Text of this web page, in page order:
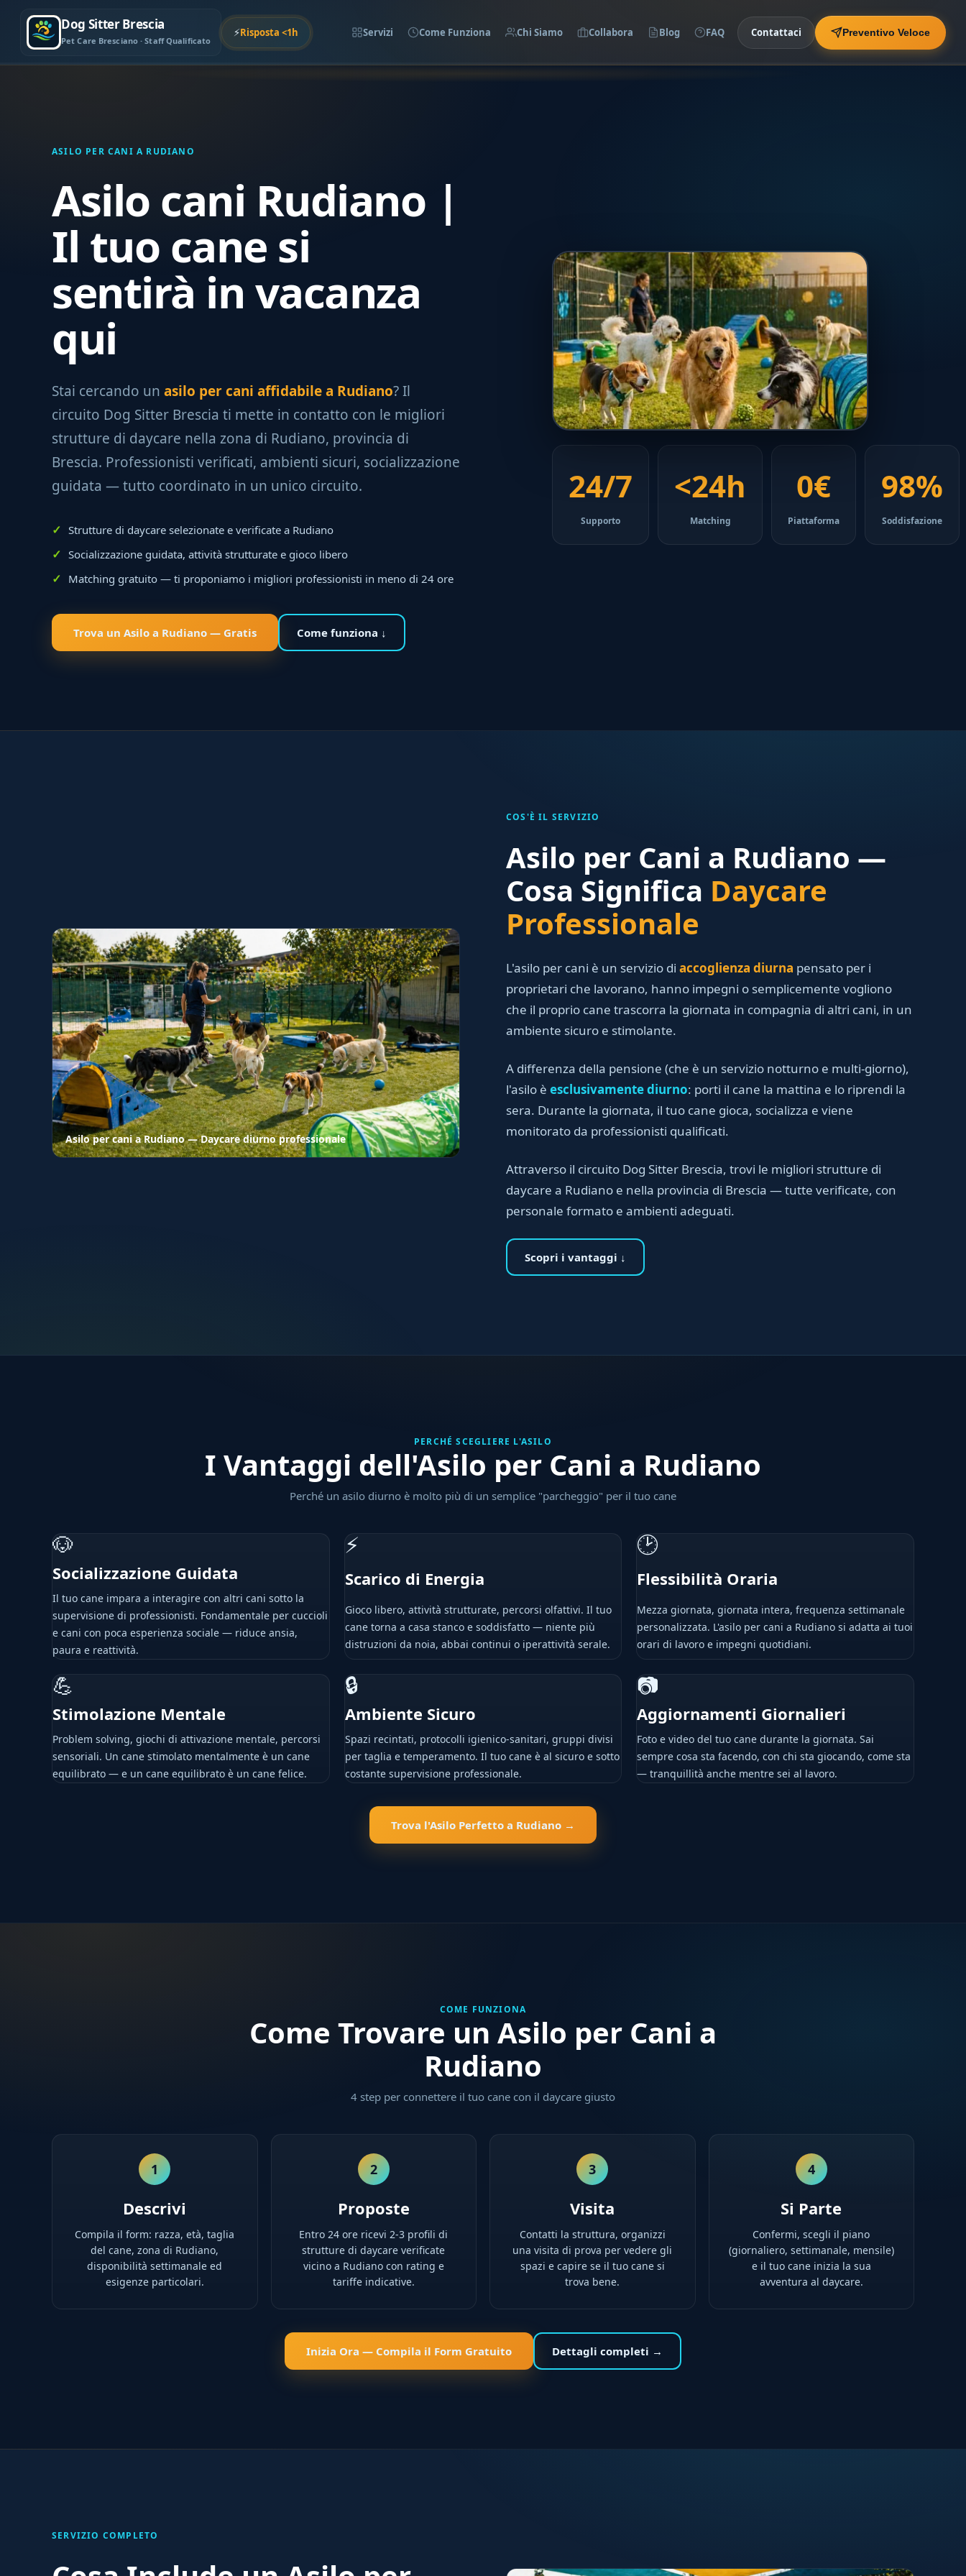
Dog Sitter Brescia
Pet Care Bresciano · Staff Qualificato
⚡Risposta <1h Servizi Come Funziona Chi Siamo Collabora Blog FAQ Contattaci Preventivo Veloce
ASILO PER CANI A RUDIANO
Asilo cani Rudiano |
Il tuo cane si
sentirà in vacanza
qui
Stai cercando un asilo per cani affidabile a Rudiano? Il
circuito Dog Sitter Brescia ti mette in contatto con le migliori
strutture di daycare nella zona di Rudiano, provincia di
Brescia. Professionisti verificati, ambienti sicuri, socializzazione
guidata — tutto coordinato in un unico circuito.
Strutture di daycare selezionate e verificate a Rudiano
Socializzazione guidata, attività strutturate e gioco libero
Matching gratuito — ti proponiamo i migliori professionisti in meno di 24 ore
Trova un Asilo a Rudiano — Gratis Come funziona ↓
24/7
Supporto
<24h
Matching
0€
Piattaforma
98%
Soddisfazione
Asilo per cani a Rudiano — Daycare diurno professionale
COS'È IL SERVIZIO
Asilo per Cani a Rudiano —
Cosa Significa Daycare
Professionale
L'asilo per cani è un servizio di accoglienza diurna pensato per i
proprietari che lavorano, hanno impegni o semplicemente vogliono
che il proprio cane trascorra la giornata in compagnia di altri cani, in un
ambiente sicuro e stimolante.
A differenza della pensione (che è un servizio notturno e multi-giorno),
l'asilo è esclusivamente diurno: porti il cane la mattina e lo riprendi la
sera. Durante la giornata, il tuo cane gioca, socializza e viene
monitorato da professionisti qualificati.
Attraverso il circuito Dog Sitter Brescia, trovi le migliori strutture di
daycare a Rudiano e nella provincia di Brescia — tutte verificate, con
personale formato e ambienti adeguati.
Scopri i vantaggi ↓
PERCHÉ SCEGLIERE L'ASILO
I Vantaggi dell'Asilo per Cani a Rudiano
Perché un asilo diurno è molto più di un semplice "parcheggio" per il tuo cane
🐶
Socializzazione Guidata
Il tuo cane impara a interagire con altri cani sotto la
supervisione di professionisti. Fondamentale per cuccioli
e cani con poca esperienza sociale — riduce ansia,
paura e reattività.
⚡
Scarico di Energia
Gioco libero, attività strutturate, percorsi olfattivi. Il tuo
cane torna a casa stanco e soddisfatto — niente più
distruzioni da noia, abbai continui o iperattività serale.
🕑
Flessibilità Oraria
Mezza giornata, giornata intera, frequenza settimanale
personalizzata. L'asilo per cani a Rudiano si adatta ai tuoi
orari di lavoro e impegni quotidiani.
💪
Stimolazione Mentale
Problem solving, giochi di attivazione mentale, percorsi
sensoriali. Un cane stimolato mentalmente è un cane
equilibrato — e un cane equilibrato è un cane felice.
🔒
Ambiente Sicuro
Spazi recintati, protocolli igienico-sanitari, gruppi divisi
per taglia e temperamento. Il tuo cane è al sicuro e sotto
costante supervisione professionale.
📷
Aggiornamenti Giornalieri
Foto e video del tuo cane durante la giornata. Sai
sempre cosa sta facendo, con chi sta giocando, come sta
— tranquillità anche mentre sei al lavoro.
Trova l'Asilo Perfetto a Rudiano →
COME FUNZIONA
Come Trovare un Asilo per Cani a
Rudiano
4 step per connettere il tuo cane con il daycare giusto
1
Descrivi
Compila il form: razza, età, taglia
del cane, zona di Rudiano,
disponibilità settimanale ed
esigenze particolari.
2
Proposte
Entro 24 ore ricevi 2-3 profili di
strutture di daycare verificate
vicino a Rudiano con rating e
tariffe indicative.
3
Visita
Contatti la struttura, organizzi
una visita di prova per vedere gli
spazi e capire se il tuo cane si
trova bene.
4
Si Parte
Confermi, scegli il piano
(giornaliero, settimanale, mensile)
e il tuo cane inizia la sua
avventura al daycare.
Inizia Ora — Compila il Form Gratuito Dettagli completi →
SERVIZIO COMPLETO